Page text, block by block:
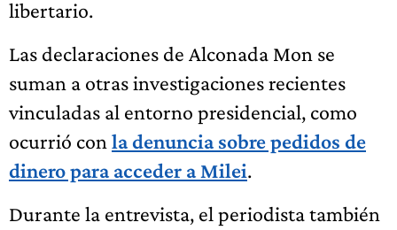
libertario.
Las declaraciones de Alconada Mon se
suman a otras investigaciones recientes
vinculadas al entorno presidencial, como
ocurrió con la denuncia sobre pedidos de
dinero para acceder a Milei.
Durante la entrevista, el periodista también